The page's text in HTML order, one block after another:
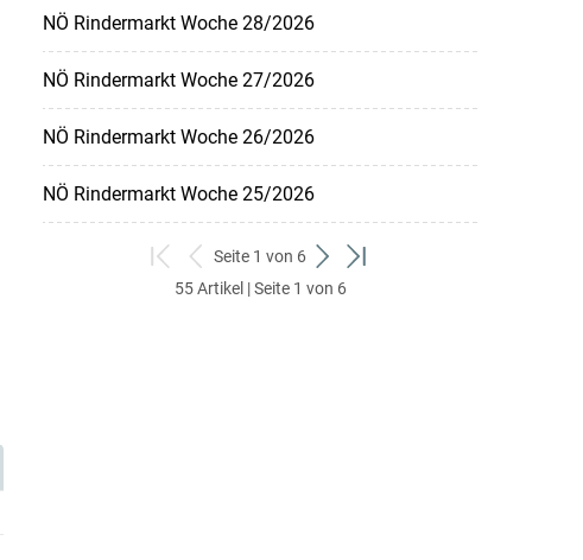
NÖ Rindermarkt Woche 28/2026
NÖ Rindermarkt Woche 27/2026
NÖ Rindermarkt Woche 26/2026
NÖ Rindermarkt Woche 25/2026
zum
ersten
zurück
zum
Seite 1 von 6
weiter
zum
zum
55 Artikel | Seite 1 von 6